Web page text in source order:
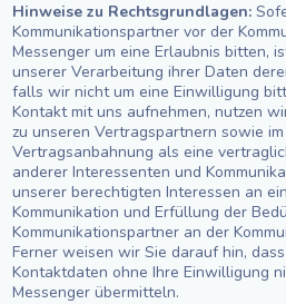
Hinweise zu Rechtsgrundlagen:
Kommunikationspartner vor der
Messenger um eine Erlaubnis bitten,
unserer Verarbeitung ihrer Daten
falls wir nicht um eine Einwilligung
Kontakt mit uns aufnehmen, nutzen
zu unseren Vertragspartnern sowie
Vertragsanbahnung als eine
anderer Interessenten und
unserer berechtigten Interessen an
Kommunikation und Erfüllung der
Kommunikationspartner an der
Ferner weisen wir Sie darauf hin,
Kontaktdaten ohne Ihre Einwilligung
Messenger übermitteln.